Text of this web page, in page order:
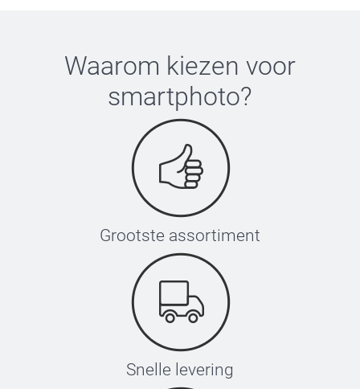
Waarom kiezen voor
smartphoto?
Grootste assortiment
Snelle levering